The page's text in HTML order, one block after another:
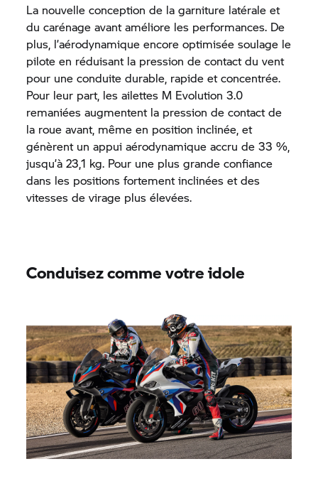
La nouvelle conception de la garniture latérale et
du carénage avant améliore les performances. De
plus, l’aérodynamique encore optimisée soulage le
pilote en réduisant la pression de contact du vent
pour une conduite durable, rapide et concentrée.
Pour leur part, les ailettes M Evolution 3.0
remaniées augmentent la pression de contact de
la roue avant, même en position inclinée, et
génèrent un appui aérodynamique accru de 33 %,
jusqu’à 23,1 kg. Pour une plus grande confiance
dans les positions fortement inclinées et des
vitesses de virage plus élevées.
Conduisez comme votre idole